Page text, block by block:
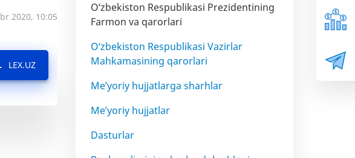
2020, 10:05
LEX.UZ
O‘zbekiston Respublikasi Prezidentining
Farmon va qarorlari
O‘zbekiston Respublikasi Vazirlar
Mahkamasining qarorlari
Me’yoriy hujjatlarga sharhlar
Me’yoriy hujjatlar
Dasturlar